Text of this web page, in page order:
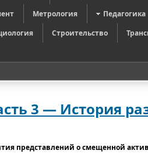
Метрология Педагогика
Строительство
3 — История
представлений о смещенной